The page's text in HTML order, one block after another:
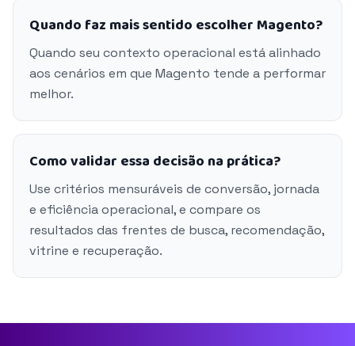
Quando faz mais sentido escolher Magento?
Quando seu contexto operacional está alinhado
aos cenários em que Magento tende a performar
melhor.
Como validar essa decisão na prática?
Use critérios mensuráveis de conversão, jornada
e eficiência operacional, e compare os
resultados das frentes de busca, recomendação,
vitrine e recuperação.